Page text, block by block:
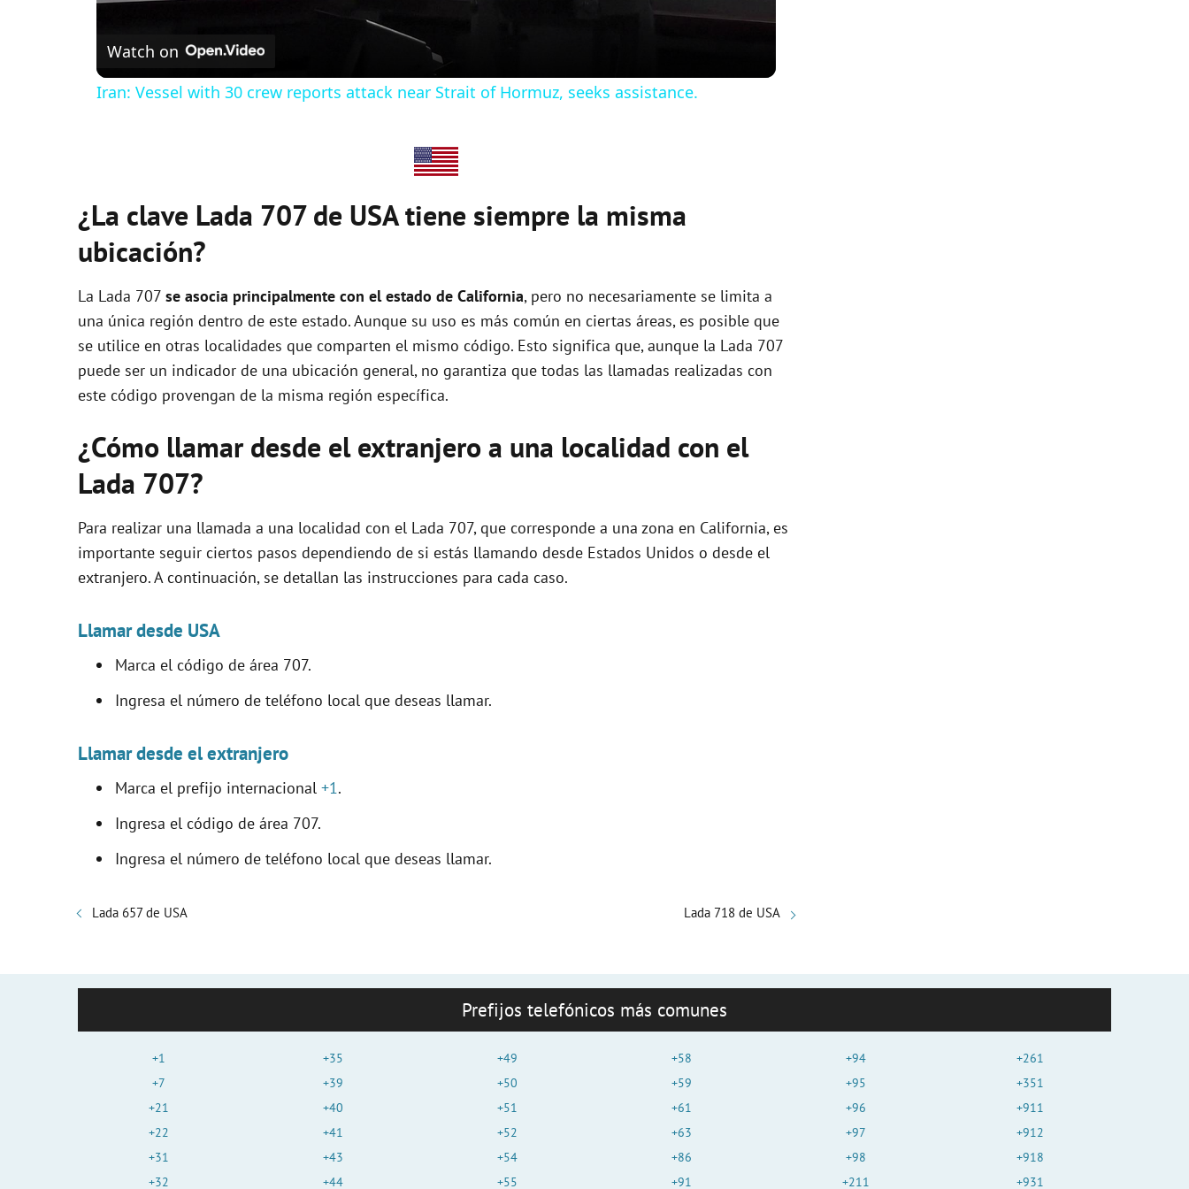
y
i
d
e
o
Watch on
Iran: Vessel with 30 crew reports attack near Strait of Hormuz, seeks assistance.
¿La clave Lada 707 de USA tiene siempre la misma
ubicación?
La Lada 707 se asocia principalmente con el estado de California, pero no necesariamente se limita a
una única región dentro de este estado. Aunque su uso es más común en ciertas áreas, es posible que
se utilice en otras localidades que comparten el mismo código. Esto significa que, aunque la Lada 707
puede ser un indicador de una ubicación general, no garantiza que todas las llamadas realizadas con
este código provengan de la misma región específica.
¿Cómo llamar desde el extranjero a una localidad con el
Lada 707?
Para realizar una llamada a una localidad con el Lada 707, que corresponde a una zona en California, es
importante seguir ciertos pasos dependiendo de si estás llamando desde Estados Unidos o desde el
extranjero. A continuación, se detallan las instrucciones para cada caso.
Llamar desde USA
Marca el código de área 707.
Ingresa el número de teléfono local que deseas llamar.
Llamar desde el extranjero
Marca el prefijo internacional +1.
Ingresa el código de área 707.
Ingresa el número de teléfono local que deseas llamar.
Lada 657 de USA Lada 718 de USA
Prefijos telefónicos más comunes
+1
+7
+21
+22
+31
+32
+35
+39
+40
+41
+43
+44
+49
+50
+51
+52
+54
+55
+58
+59
+61
+63
+86
+91
+94
+95
+96
+97
+98
+211
+261
+351
+911
+912
+918
+931